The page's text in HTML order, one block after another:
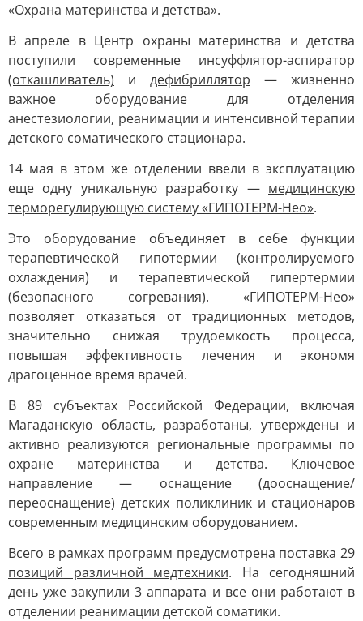
«Охрана материнства и детства».
В апреле в Центр охраны материнства и детства
поступили современные инсуффлятор-аспиратор
(откашливатель) и дефибриллятор — жизненно
важное оборудование для отделения
анестезиологии, реанимации и интенсивной терапии
детского соматического стационара.
14 мая в этом же отделении ввели в эксплуатацию
еще одну уникальную разработку — медицинскую
терморегулирующую систему «ГИПОТЕРМ-Нео».
Это оборудование объединяет в себе функции
терапевтической гипотермии (контролируемого
охлаждения) и терапевтической гипертермии
(безопасного согревания). «ГИПОТЕРМ-Нео»
позволяет отказаться от традиционных методов,
значительно снижая трудоемкость процесса,
повышая эффективность лечения и экономя
драгоценное время врачей.
В 89 субъектах Российской Федерации, включая
Магаданскую область, разработаны, утверждены и
активно реализуются региональные программы по
охране материнства и детства. Ключевое
направление — оснащение (дооснащение/
переоснащение) детских поликлиник и стационаров
современным медицинским оборудованием.
Всего в рамках программ предусмотрена поставка 29
позиций различной медтехники. На сегодняшний
день уже закупили 3 аппарата и все они работают в
отделении реанимации детской соматики.